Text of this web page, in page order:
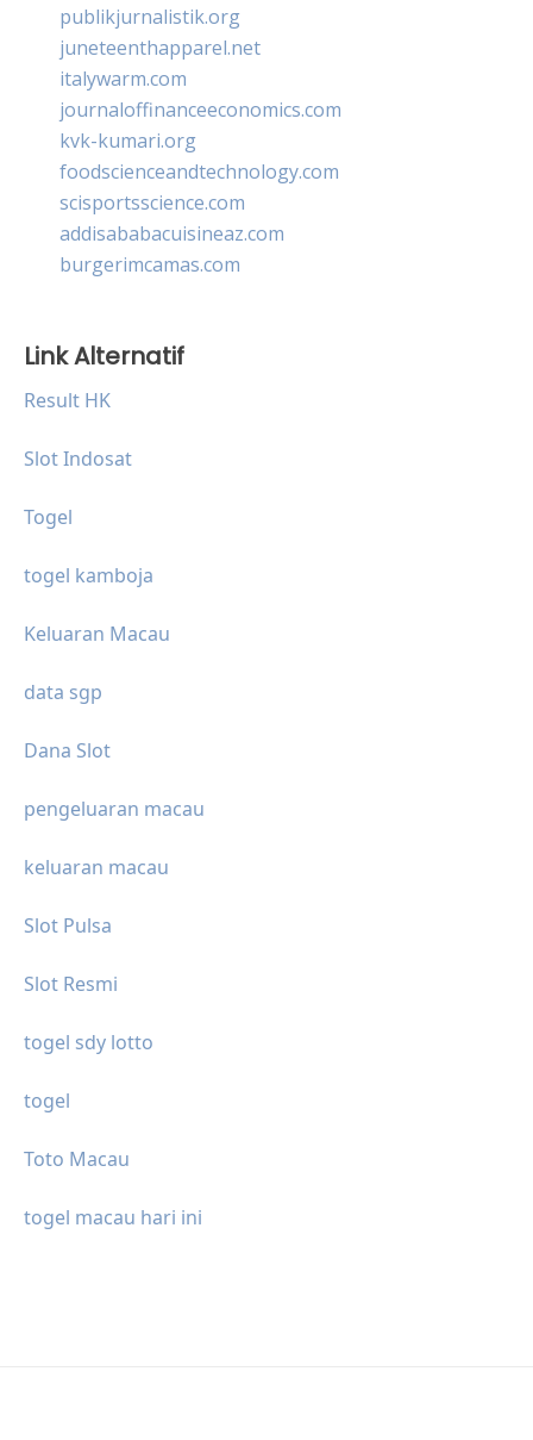
publikjurnalistik.org
juneteenthapparel.net
italywarm.com
journaloffinanceeconomics.com
kvk-kumari.org
foodscienceandtechnology.com
scisportsscience.com
addisababacuisineaz.com
burgerimcamas.com
Link Alternatif
Result HK
Slot Indosat
Togel
togel kamboja
Keluaran Macau
data sgp
Dana Slot
pengeluaran macau
keluaran macau
Slot Pulsa
Slot Resmi
togel sdy lotto
togel
Toto Macau
togel macau hari ini